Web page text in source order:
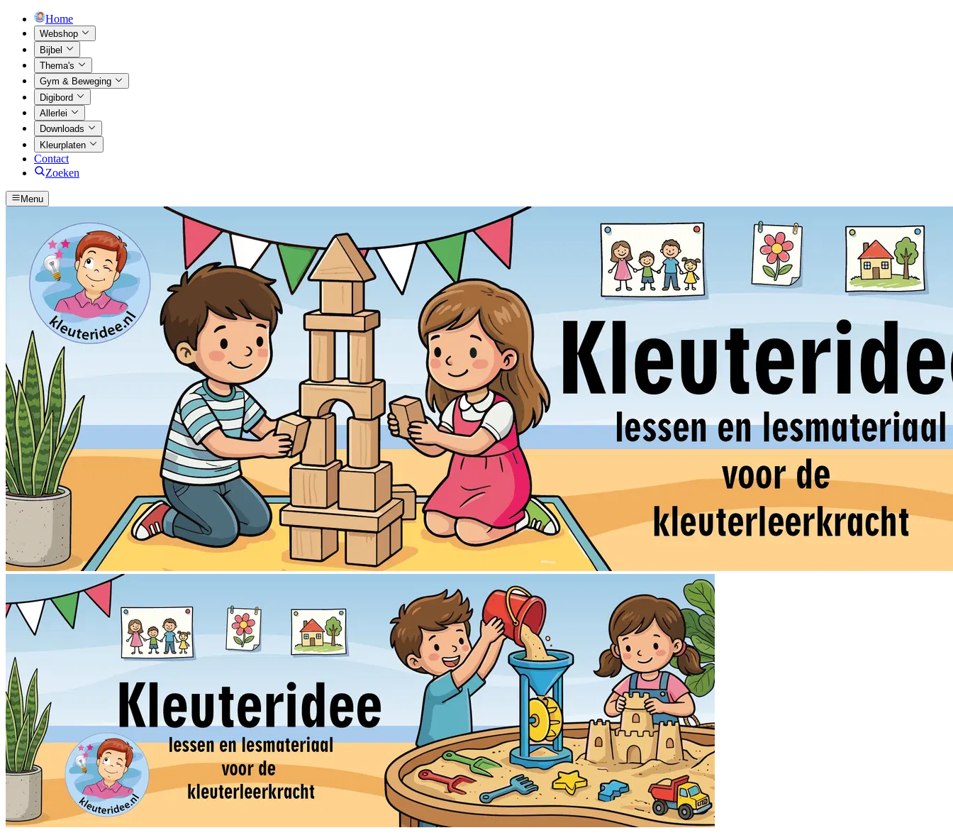
Home
Webshop
Bijbel
Thema's
Gym & Beweging
Digibord
Allerlei
Downloads
Kleurplaten
Contact
Zoeken
Menu